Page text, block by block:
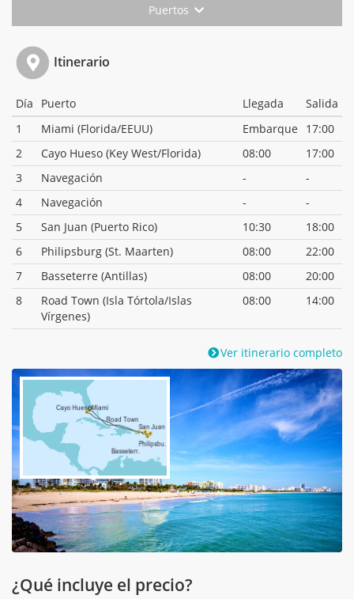
Puertos
Itinerario
Día Puerto Llegada
Salida
1
Miami (Florida/EEUU) Embarque
17:00
2
Cayo Hueso (Key West/Florida) 08:00
17:00
3
Navegación -
-
4
Navegación -
-
5
San Juan (Puerto Rico) 10:30
18:00
6
Philipsburg (St. Maarten) 08:00
22:00
7
Basseterre (Antillas) 08:00
20:00
8
Road Town (Isla Tórtola/Islas
Vírgenes)
08:00 14:00
Ver itinerario completo
¿Qué incluye el precio?